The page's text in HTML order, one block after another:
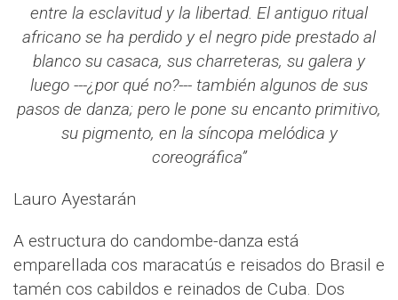
entre la esclavitud y la libertad. El antiguo ritual
africano se ha perdido y el negro pide prestado al
blanco su casaca, sus charreteras, su galera y
luego ---¿por qué no?--- también algunos de sus
pasos de danza; pero le pone su encanto primitivo,
su pigmento, en la síncopa melódica y
coreográfica”
Lauro Ayestarán
A estructura do candombe-danza está
emparellada cos maracatús e reisados do Brasil e
tamén cos cabildos e reinados de Cuba. Dos